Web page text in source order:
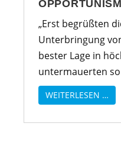
„Erst begrüßten
Unterbringung
bester Lage in
untermauerten
WEITERLESEN …